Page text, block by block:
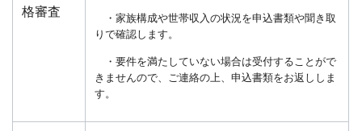
格審査
・家族構成や世帯収入の状況を申込書類や聞き取
りで確認します。
・要件を満たしていない場合は受付することがで
きませんので、ご連絡の上、申込書類をお返ししま
す。